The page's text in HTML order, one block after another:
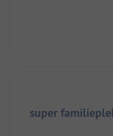
We hebben er een
We kijken nu al uit
super